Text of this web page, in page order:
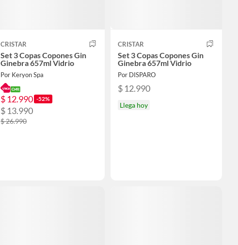
CRISTAR
Set 3 Copas Copones Gin
Ginebra 657ml Vidrio
Por Keryon Spa
$ 12.990 -52%
$ 13.990
$ 26.990
CRISTAR
Set 3 Copas Copones Gin
Ginebra 657ml Vidrio
Por DISPARO
$ 12.990
Llega hoy